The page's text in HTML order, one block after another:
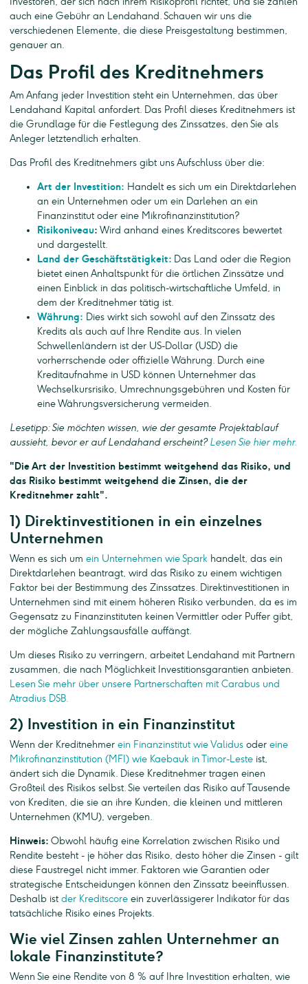
auch eine Gebühr an Lendahand. Schauen wir uns die
verschiedenen Elemente, die diese Preisgestaltung bestimmen,
genauer an.
Das Profil des Kreditnehmers
Am Anfang jeder Investition steht ein Unternehmen, das über
Lendahand Kapital anfordert. Das Profil dieses Kreditnehmers ist
die Grundlage für die Festlegung des Zinssatzes, den Sie als
Anleger letztendlich erhalten.
Das Profil des Kreditnehmers gibt uns Aufschluss über die:
Art der Investition: Handelt es sich um ein Direktdarlehen
an ein Unternehmen oder um ein Darlehen an ein
Finanzinstitut oder eine Mikrofinanzinstitution?
Risikoniveau: Wird anhand eines Kreditscores bewertet
und dargestellt.
Land der Geschäftstätigkeit: Das Land oder die Region
bietet einen Anhaltspunkt für die örtlichen Zinssätze und
einen Einblick in das politisch-wirtschaftliche Umfeld, in
dem der Kreditnehmer tätig ist.
Währung: Dies wirkt sich sowohl auf den Zinssatz des
Kredits als auch auf Ihre Rendite aus. In vielen
Schwellenländern ist der US-Dollar (USD) die
vorherrschende oder offizielle Währung. Durch eine
Kreditaufnahme in USD können Unternehmer das
Wechselkursrisiko, Umrechnungsgebühren und Kosten für
eine Währungsversicherung vermeiden.
Lesetipp: Sie möchten wissen, wie der gesamte Projektablauf
aussieht, bevor er auf Lendahand erscheint?Lesen Sie hier mehr.
"Die Art der Investition bestimmt weitgehend das Risiko, und
das Risiko bestimmt weitgehend die Zinsen, die der
Kreditnehmer zahlt".
1) Direktinvestitionen in ein einzelnes
Unternehmen
Wenn es sich um ein Unternehmen wie Spark handelt, das ein
Direktdarlehen beantragt, wird das Risiko zu einem wichtigen
Faktor bei der Bestimmung des Zinssatzes. Direktinvestitionen in
Unternehmen sind mit einem höheren Risiko verbunden, da es im
Gegensatz zu Finanzinstituten keinen Vermittler oder Puffer gibt,
der mögliche Zahlungsausfälle auffängt.
Um dieses Risiko zu verringern, arbeitet Lendahand mit Partnern
zusammen, die nach Möglichkeit Investitionsgarantien anbieten.
Lesen Sie mehr über unsere Partnerschaften mit Carabus und
Atradius DSB.
2) Investition in ein Finanzinstitut
Wenn der Kreditnehmer ein Finanzinstitut wie Validus oder eine
Mikrofinanzinstitution (MFI) wie Kaebauk in Timor-Leste ist,
ändert sich die Dynamik. Diese Kreditnehmer tragen einen
Großteil des Risikos selbst. Sie verteilen das Risiko auf Tausende
von Krediten, die sie an ihre Kunden, die kleinen und mittleren
Unternehmen (KMU), vergeben.
Hinweis: Obwohl häufig eine Korrelation zwischen Risiko und
Rendite besteht - je höher das Risiko, desto höher die Zinsen - gilt
diese Faustregel nicht immer. Faktoren wie Garantien oder
strategische Entscheidungen können den Zinssatz beeinflussen.
Deshalb istder Kreditscore ein zuverlässigerer Indikator für das
tatsächliche Risiko eines Projekts.
Wie viel Zinsen zahlen Unternehmer an
lokale Finanzinstitute?
Wenn Sie eine Rendite von 8 % auf Ihre Investition erhalten, wie